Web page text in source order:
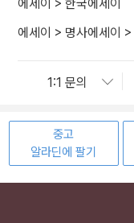
에세이 > 한국에세이
에세이 > 명사에세이 >
중고
알라딘에 팔기